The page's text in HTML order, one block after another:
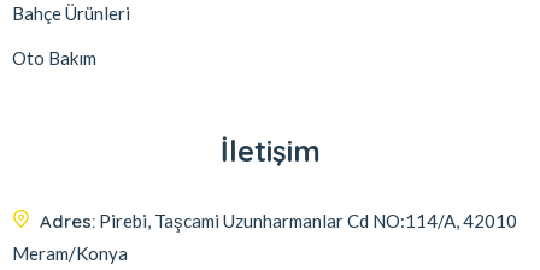
Bahçe Ürünleri
Oto Bakım
İletişim
Adres: Pirebi, Taşcami Uzunharmanlar Cd NO:114/A, 42010
Meram/Konya